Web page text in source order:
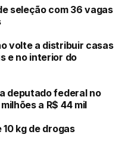
seleção com 36 vagas
volte a distribuir casas
e no interior do
deputado federal no
a R$ 44 mil
10 kg de drogas